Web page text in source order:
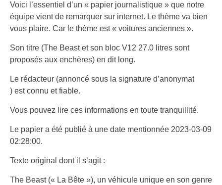
Voici l’essentiel d’un « papier journalistique » que notre
équipe vient de remarquer sur internet. Le thème va bien
vous plaire. Car le thème est « voitures anciennes ».
Son titre (The Beast et son bloc V12 27.0 litres sont
proposés aux enchères) en dit long.
Le rédacteur (annoncé sous la signature d’anonymat
) est connu et fiable.
Vous pouvez lire ces informations en toute tranquillité.
Le papier a été publié à une date mentionnée 2023-03-09
02:28:00.
Texte original dont il s’agit :
The Beast (« La Bête »), un véhicule unique en son genre